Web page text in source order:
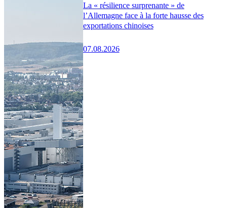
La « résilience surprenante » de
l’Allemagne face à la forte hausse des
exportations chinoises
07.08.2026